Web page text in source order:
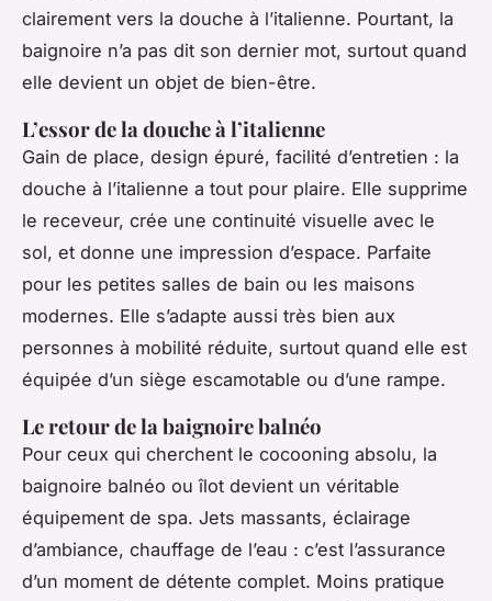
clairement vers la douche à l’italienne. Pourtant, la
baignoire n’a pas dit son dernier mot, surtout quand
elle devient un objet de bien-être.
L’essor de la douche à l’italienne
Gain de place, design épuré, facilité d’entretien : la
douche à l’italienne a tout pour plaire. Elle supprime
le receveur, crée une continuité visuelle avec le
sol, et donne une impression d’espace. Parfaite
pour les petites salles de bain ou les maisons
modernes. Elle s’adapte aussi très bien aux
personnes à mobilité réduite, surtout quand elle est
équipée d’un siège escamotable ou d’une rampe.
Le retour de la baignoire balnéo
Pour ceux qui cherchent le cocooning absolu, la
baignoire balnéo ou îlot devient un véritable
équipement de spa. Jets massants, éclairage
d’ambiance, chauffage de l’eau : c’est l’assurance
d’un moment de détente complet. Moins pratique